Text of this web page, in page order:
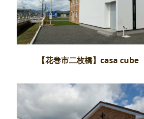
【花巻市二枚橋】casa